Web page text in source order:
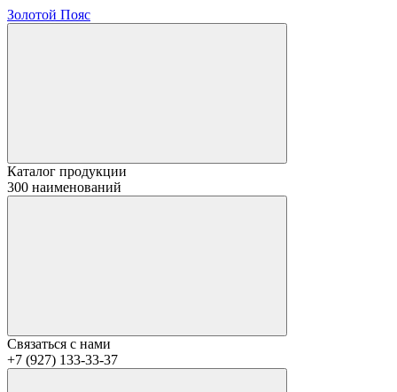
Золотой Пояс
Каталог продукции
300 наименований
Связаться с нами
+7 (927) 133-33-37